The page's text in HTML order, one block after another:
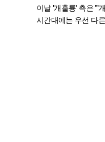
이날 '개훌륭' 측은 "'
시간대에는 우선 다